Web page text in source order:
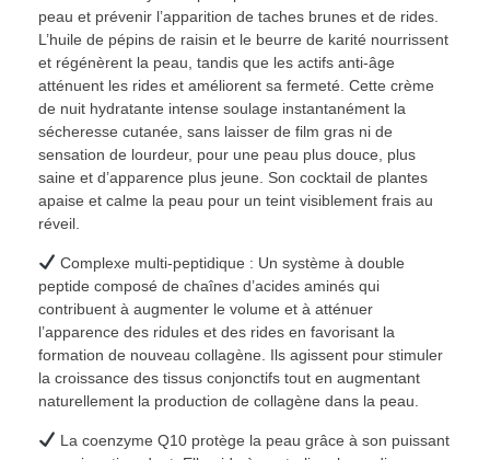
peau et prévenir l’apparition de taches brunes et de rides.
L’huile de pépins de raisin et le beurre de karité nourrissent
et régénèrent la peau, tandis que les actifs anti-âge
atténuent les rides et améliorent sa fermeté. Cette crème
de nuit hydratante intense soulage instantanément la
sécheresse cutanée, sans laisser de film gras ni de
sensation de lourdeur, pour une peau plus douce, plus
saine et d’apparence plus jeune. Son cocktail de plantes
apaise et calme la peau pour un teint visiblement frais au
réveil.
Complexe multi-peptidique : Un système à double
peptide composé de chaînes d’acides aminés qui
contribuent à augmenter le volume et à atténuer
l’apparence des ridules et des rides en favorisant la
formation de nouveau collagène. Ils agissent pour stimuler
la croissance des tissus conjonctifs tout en augmentant
naturellement la production de collagène dans la peau.
La coenzyme Q10 protège la peau grâce à son puissant